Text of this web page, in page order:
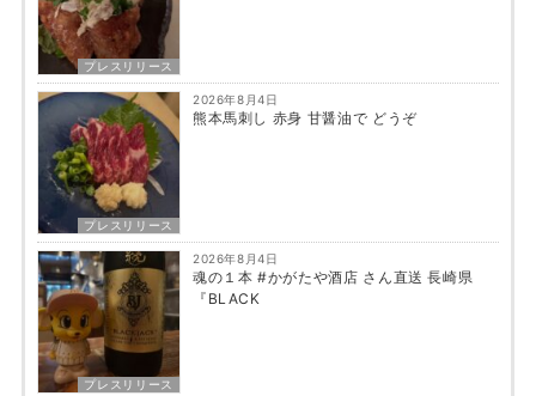
プレスリリース
プレスリリース
2026年8月4日
熊本馬刺し 赤身 甘醤油で どうぞ
プレスリリース
2026年8月4日
魂の１本 #かがたや酒店 さん直送 長崎県
『BLACK